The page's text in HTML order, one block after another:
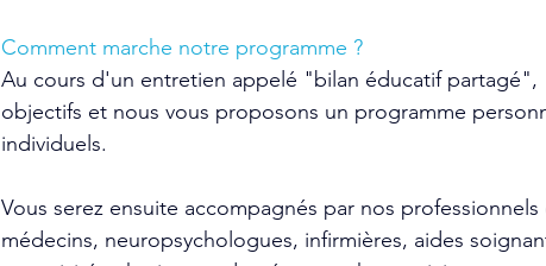
Comment marche notre programme ?
Au cours d'un entretien appelé "bilan éducatif partagé",
objectifs et nous vous proposons un programme
individuels.
Vous serez ensuite accompagnés par nos
médecins, neuropsychologues, infirmières, aides